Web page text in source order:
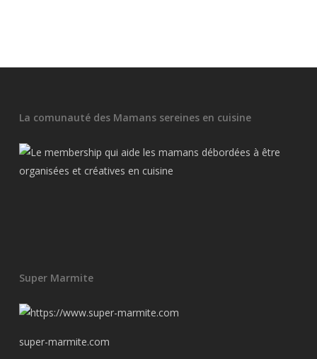
La comunauté des Mamans sereines en cuisine
Super Marmite
super-marmite.com